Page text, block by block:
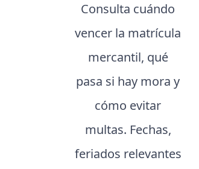
Consulta cuándo
vencer la matrícula
mercantil, qué
pasa si hay mora y
cómo evitar
multas. Fechas,
feriados relevantes